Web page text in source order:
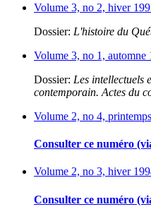
Volume 3, no 2, hiver
Dossier: L'histoire du
Volume 3, no 1, automne
Dossier: Les intellectuels
contemporain. Actes du
Volume 2, no 4,
Consulter ce numéro
Volume 2, no 3, hiver
Consulter ce numéro